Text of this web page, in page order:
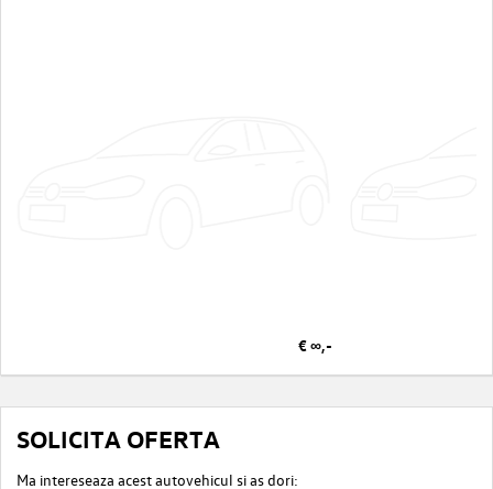
€ ∞,-
SOLICITA OFERTA
Ma intereseaza acest autovehicul si as dori: